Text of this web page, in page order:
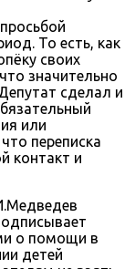
То есть, как
своих
значительно
сделал и
или
переписка
контакт и
о помощи в
детей